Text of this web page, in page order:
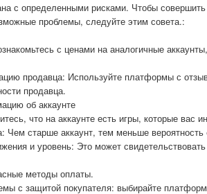
с определенными рисками. Чтобы
проблемы, следуйте этим совета.:
с ценами на аналогичные
продавца: Используйте платформы с
продавца.
об аккаунте
что на аккаунте есть игры, которые вас
Чем старше аккаунт, тем меньше вероятность
и уровень: Это может свидетельствовать
методы оплаты.
с защитой покупателя: выбирайте